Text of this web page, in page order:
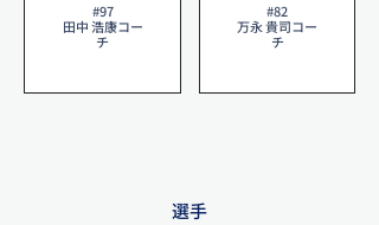
#97
田中 浩康コー
チ
#82
万永 貴司コー
チ
選手